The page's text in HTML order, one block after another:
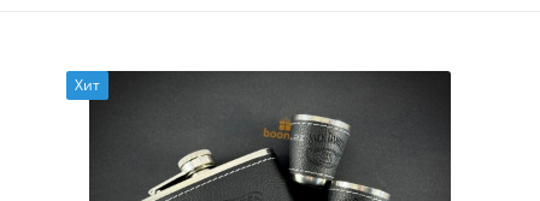
Хит